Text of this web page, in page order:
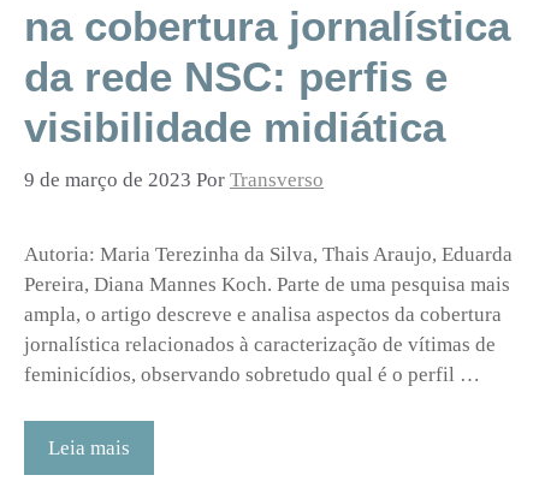
na cobertura jornalística
da rede NSC: perfis e
visibilidade midiática
9 de março de 2023 Por Transverso
Autoria: Maria Terezinha da Silva, Thais Araujo, Eduarda
Pereira, Diana Mannes Koch. Parte de uma pesquisa mais
ampla, o artigo descreve e analisa aspectos da cobertura
jornalística relacionados à caracterização de vítimas de
feminicídios, observando sobretudo qual é o perfil …
Leia mais